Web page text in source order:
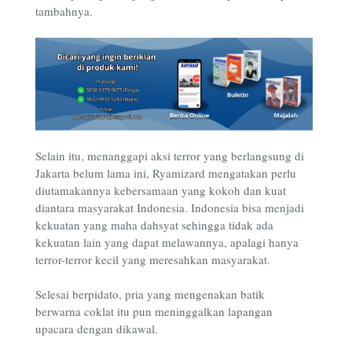
tambahnya.
Selain itu, menanggapi aksi terror yang berlangsung di
Jakarta belum lama ini, Ryamizard mengatakan perlu
diutamakannya kebersamaan yang kokoh dan kuat
diantara masyarakat Indonesia. Indonesia bisa menjadi
kekuatan yang maha dahsyat sehingga tidak ada
kekuatan lain yang dapat melawannya, apalagi hanya
terror-terror kecil yang meresahkan masyarakat.
Selesai berpidato, pria yang mengenakan batik
berwarna coklat itu pun meninggalkan lapangan
upacara dengan dikawal.